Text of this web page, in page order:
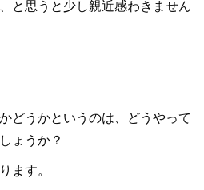
と思うと少し親近感わきません
どうかというのは、どうやって
ょうか？
ます。